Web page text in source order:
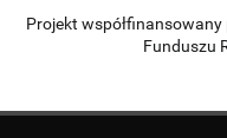
Projekt współfinansowany
Funduszu